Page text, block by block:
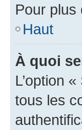
Pour plus
Haut
À quoi
L’option
tous les